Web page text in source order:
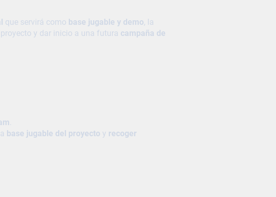
que servirá como base jugable y demo, la
y dar inicio a una futura campaña de
base jugable del proyecto y recoger